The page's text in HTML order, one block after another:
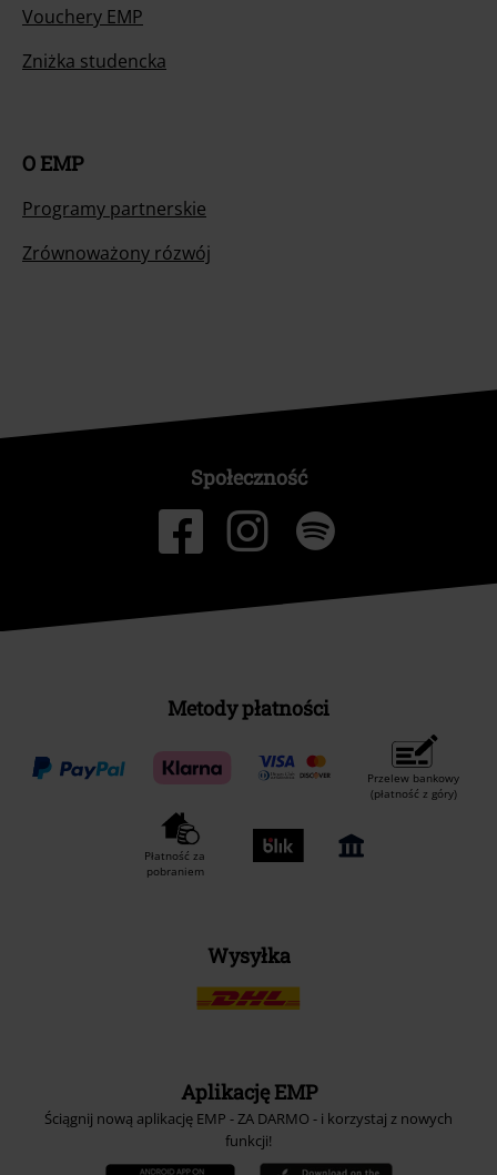
Vouchery EMP
Zniżka studencka
O EMP
Programy partnerskie
Zrównoważony rózwój
Społeczność
Metody płatności
Przelew bankowy
(płatność z góry)
Płatność za
pobraniem
Wysyłka
Aplikację EMP
Ściągnij nową aplikację EMP - ZA DARMO - i korzystaj z nowych
funkcji!